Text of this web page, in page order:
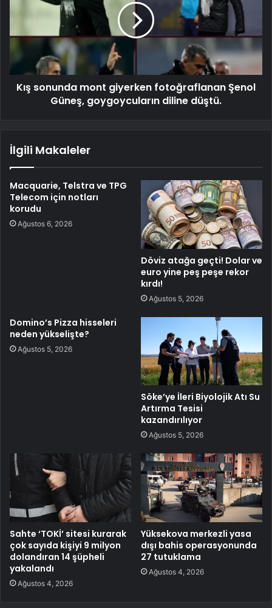
Kış sonunda mont giyerken fotoğraflanan Şenol
Güneş, goygoycuların diline düştü.
İlgili Makaleler
Macquarie, Telstra ve TPG
Telecom için notları
korudu
Ağustos 6, 2026
Döviz atağa geçti! Dolar ve
euro yine peş peşe rekor
kırdı!
Ağustos 5, 2026
Domino’s Pizza hisseleri
neden yükselişte?
Ağustos 5, 2026
Söke’ye İleri Biyolojik Atı Su
Artırma Tesisi
kazandırılıyor
Ağustos 5, 2026
Sahte ‘TOKİ’ sitesi kurarak
çok sayıda kişiyi 9 milyon
dolandıran 14 şüpheli
yakalandı
Ağustos 4, 2026
Yüksekova merkezli yasa
dışı bahis operasyonunda
27 tutuklama
Ağustos 4, 2026